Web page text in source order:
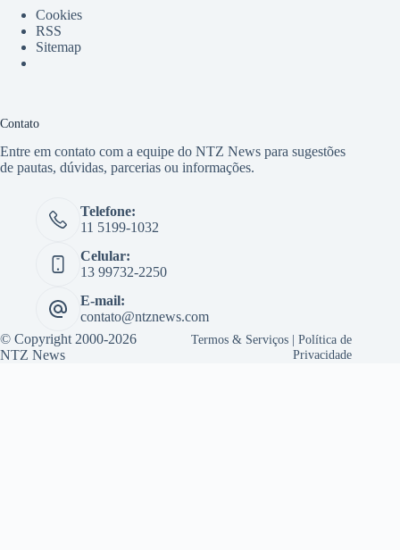
Cookies
RSS
Sitemap
Contato
Entre em contato com a equipe do NTZ News para sugestões
de pautas, dúvidas, parcerias ou informações.
Telefone:
11 5199-1032
Celular:
13 99732-2250
E-mail:
contato@ntznews.com
© Copyright 2000-2026
NTZ News
Termos & Serviços |Política de
Privacidade